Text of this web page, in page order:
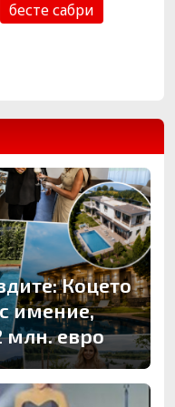
бесте сабри
Коцето
имение,
млн. евро